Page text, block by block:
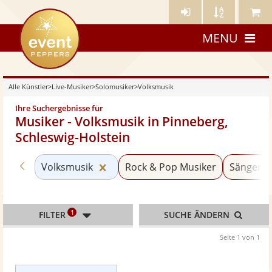
Künstler- Künstler Meine
eventpeppers
MENU
Alle Künstler>Live-Musiker>Solomusiker>Volksmusik
Ihre Suchergebnisse für
Musiker - Volksmusik in Pinneberg,
Schleswig-Holstein
Zurück zu «Solomusiker»
Volksmusik Kategorie «Volksmusik»
Rock & Pop Musiker Sänger
FILTER 1 SUCHE ÄNDERN
Seite 1 von 1